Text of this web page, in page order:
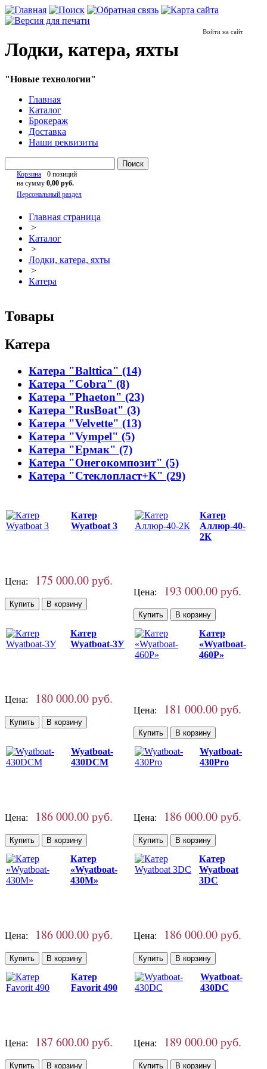
Войти на сайт
Лодки, катера, яхты
"Новые технологии"
Главная
Каталог
Брокераж
Доставка
Наши реквизиты
Поиск
Корзина
0 позиций
на сумму 0,00 руб.
Персональный раздел
Главная страница
>
Каталог
>
Лодки, катера, яхты
>
Катера
Товары
Катера
Катера "Balttica" (14)
Катера "Cobra" (8)
Катера "Phaeton" (23)
Катера "RusBoat" (3)
Катера "Velvette" (13)
Катера "Vympel" (5)
Катера "Ермак" (7)
Катера "Онегокомпозит" (5)
Катера "Стеклопласт+К" (29)
Катер
Wyatboat 3
Цена: 175 000.00 руб.
Катер
Аллюр-40-
2К
Цена: 193 000.00 руб.
Катер
Wyatboat-3У
Цена: 180 000.00 руб.
Катер
«Wyatboat-
460P»
Цена: 181 000.00 руб.
Wyatboat-
430DCM
Цена: 186 000.00 руб.
Wyatboat-
430Pro
Цена: 186 000.00 руб.
Катер
«Wyatboat-
430M»
Цена: 186 000.00 руб.
Катер
Wyatboat
3DC
Цена: 186 000.00 руб.
Катер
Favorit 490
Цена: 187 600.00 руб.
Wyatboat-
430DC
Цена: 189 000.00 руб.